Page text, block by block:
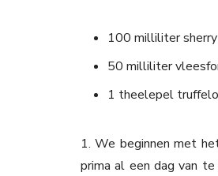
100 milliliter sherry
50 milliliter
1 theelepel
1. We beginnen met
prima al een dag van